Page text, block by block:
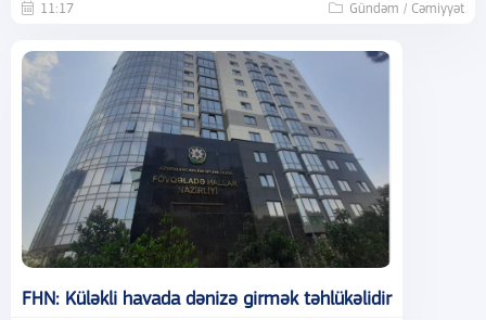
11:17 Gündəm / Cəmiyyət
FHN: Küləkli havada dənizə girmək təhlükəlidir